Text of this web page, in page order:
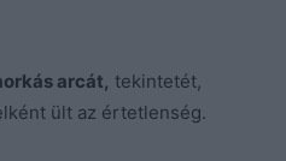
arcát, tekintetét,
ült az értetlenség.